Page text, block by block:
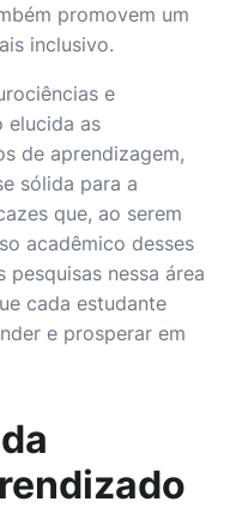
promovem um
inclusivo.
e
elucida as
de aprendizagem,
sólida para a
que, ao serem
acadêmico desses
pesquisas nessa área
cada estudante
e prosperar em